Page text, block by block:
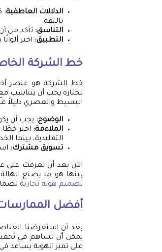
الدلالات العاطفية:
بالثقة.
التناسق: تأكد من
التطبيق: اختر
خط الشركة
خط الشركة هو عنصر
تختاره يجب أن يتناسب
البسيط والعصري دليلاً
الوضوح: يجب أن
الملاءمة: اختر
التقليدية، بينما
تسويق مشترك:
الآن بعد أن تعرفت على
بينها هو ما يصنع
تصميم هوية تجارية
أفضل
بعد أن استعرضنا
يمكن أن تساهم في تحقيق
على تميز الهوية يساعد